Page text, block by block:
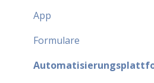
App
Formulare